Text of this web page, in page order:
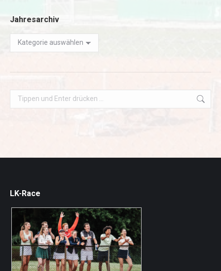
Jahresarchiv
Jahresarchiv
Search:
LK-Race